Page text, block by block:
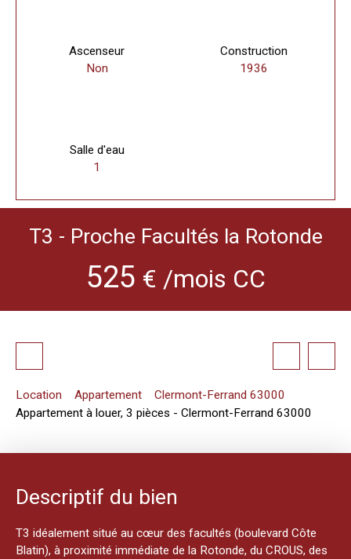
Ascenseur
Non
Construction
1936
Salle d'eau
1
T3 - Proche Facultés la Rotonde
525 € /mois CC
Location Appartement
Clermont-Ferrand 63000
Appartement à louer, 3 pièces - Clermont-Ferrand 63000
Descriptif du bien
T3 idéalement situé au cœur des facultés (boulevard Côte
Blatin), à proximité immédiate de la Rotonde, du CROUS, des